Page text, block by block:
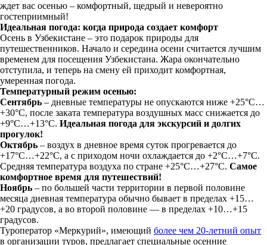
ждет вас осенью – комфортный, щедрый и невероятно
гостеприимный!
Идеальная погода: когда природа создает комфорт
Осень в Узбекистане – это подарок природы для
путешественников. Начало и середина осени считается лучшим
временем для посещения Узбекистана. Жара окончательно
отступила, и теперь на смену ей приходит комфортная,
умеренная погода.
Температурный режим осенью:
Сентябрь – дневные температуры не опускаются ниже +25°С…
+30°С, после заката температура воздушных масс снижается до
+9°С…+13°С. Идеальная погода для экскурсий и долгих
прогулок!
Октябрь – воздух в дневное время суток прогревается до
+17°С…+22°С, а с приходом ночи охлаждается до +2°С…+7°С.
Средняя температура воздуха по стране +25°C…+27°C. Самое
комфортное время для путешествий!
Ноябрь – по большей части территории в первой половине
месяца дневная температура обычно бывает в пределах +15…
+20 градусов, а во второй половине — в пределах +10…+15
градусов.
Туроператор «Меркурий», имеющий более чем 20-летний опыт
в организации туров, предлагает специальные осенние